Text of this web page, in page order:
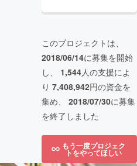
このプロジェクトは、
2018/06/14に募集を開始
し、 1,544人の支援によ
り 7,408,942円の資金を
集め、 2018/07/30に募集
を終了しました
もう一度プロジェク
トをやってほしい